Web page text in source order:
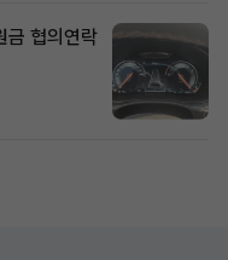
금 협의연락